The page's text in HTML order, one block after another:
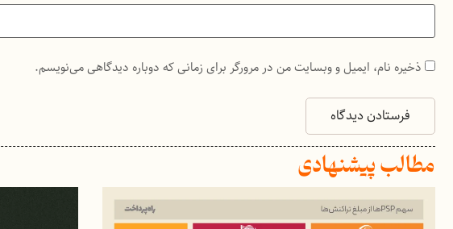
ذخیره نام، ایمیل و وبسایت من در مرورگر برای زمانی که دوباره دیدگاهی می‌نویسم.
مطالب پیشنهادی